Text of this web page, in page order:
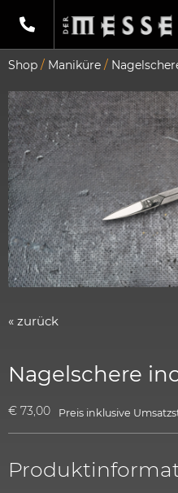
Shop / Maniküre /
« zurück
Nagelschere
€ 73,00 Preis inklusive